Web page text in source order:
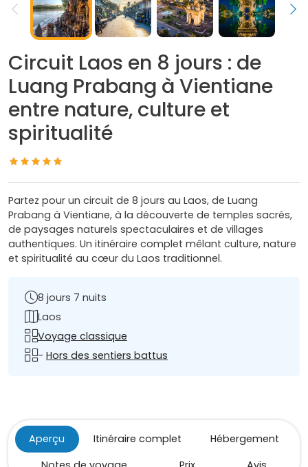
Circuit Laos en 8 jours : de
Luang Prabang à Vientiane
entre nature, culture et
spiritualité
Partez pour un circuit de 8 jours au Laos, de Luang
Prabang à Vientiane, à la découverte de temples sacrés,
de paysages naturels spectaculaires et de villages
authentiques. Un itinéraire complet mêlant culture, nature
et spiritualité au cœur du Laos traditionnel.
8 jours 7 nuits
Laos
Voyage classique
- Hors des sentiers battus
Aperçu Itinéraire complet
Hébergement